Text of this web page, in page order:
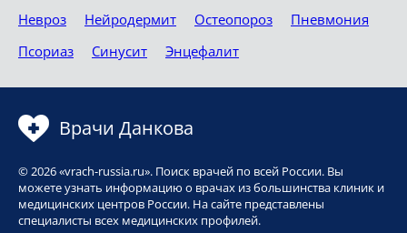
Невроз
Нейродермит Остеопороз
Пневмония
Псориаз
Синусит Энцефалит
Врачи Данкова
© 2026 «vrach-russia.ru». Поиск врачей по всей России. Вы
можете узнать информацию о врачах из большинства клиник и
медицинских центров России. На сайте представлены
специалисты всех медицинских профилей.